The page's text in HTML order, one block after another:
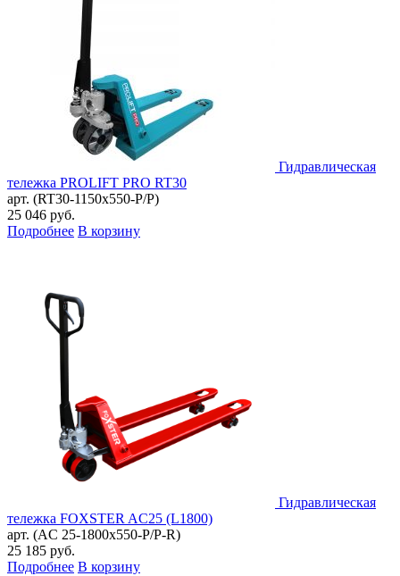
Гидравлическая
тележка PROLIFT PRO RT30
арт. (RT30-1150x550-P/P)
25 046 руб.
Подробнее В корзину
Гидравлическая
тележка FOXSTER AC25 (L1800)
арт. (AC 25-1800x550-P/P-R)
25 185 руб.
Подробнее В корзину